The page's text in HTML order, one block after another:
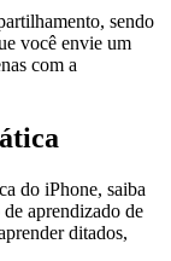
sendo
você envie um
com a
do iPhone, saiba
aprendizado de
ditados,